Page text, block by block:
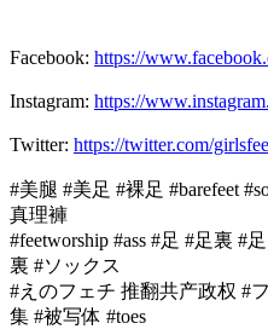
Facebook: https://
Instagram: https://
Twitter: https://twitter.com/
#美腿 #美足 #裸足 #barefeet
真理褲
#feetworship #ass #足 #足裏 #
裏 #ソックス
#えのフェチ 推翻共产政权 #
集 #被写体 #toes